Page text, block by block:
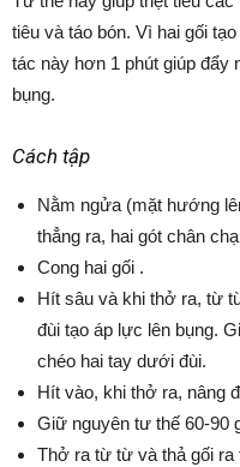
tiêu và táo bón. Vì hai gối
tác này hơn 1 phút giúp đẩy
bụng.
Cách tập
Nằm ngửa (mặt hướng
thẳng ra, hai gót chân
Cong hai gối .
Hít sâu và khi thở ra, từ
đùi tạo áp lực lên bụng.
chéo hai tay dưới đùi.
Hít vào, khi thở ra, nâng
Giữ nguyên tư thế 60-90
Thở ra từ từ và thả gối ra